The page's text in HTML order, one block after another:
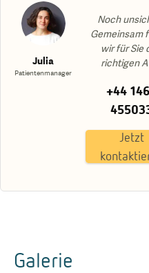
Julia
Patientenmanager
Noch
Gemeinsam
wir für Sie
richtigen
+44
Jetzt
Galerie